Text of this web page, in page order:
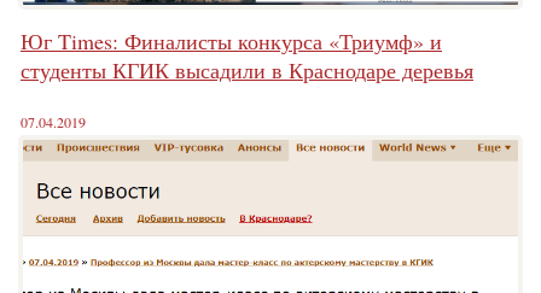
Юг Times: Финалисты конкурса «Триумф» и
студенты КГИК высадили в Краснодаре деревья
07.04.2019